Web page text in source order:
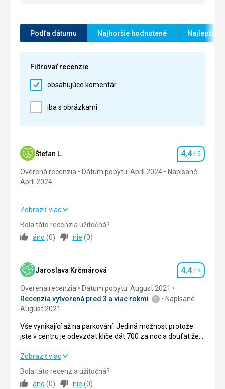
Služby / 5
Podľa dátumu Najhoršie hodnotené Najlepšie
Filtrovať recenzie
obsahujúce komentár
iba s obrázkami
Štefan L. Hodnotenie
4,4/ 5
Overená recenzia Dátum pobytu: Apríl 2024
Napísané
Apríl 2024
Ubytovanie
Služby 4,0/ 5
Cena 4,0
Zobraziť viac
Bola táto recenzia užitočná?
áno (0) nie (0)
Jaroslava Krčmárová Hodnotenie
4,4/ 5
Overená recenzia
Dátum pobytu: August 2021
Recenzia vytvorená pred 3 a viac rokmi
Napísané
August 2021
Vše vynikající až na parkování. Jediná možnost protože
jste v centru je odevzdat klíče dát 700 za noc a doufat že
den pobytu prijeli do centra a nechali ho pres 3 hodiny
3krat urgovat at nam ho odvezou do garaze jak jsme se
domluvili a za co jsme platili. Tohle mne hodne rozladilo. Ji
Vše vynikající až na parkování. Jediná možnost protože
Vám to odvezou do garáže. Bohužel s naším autem druhý
den pobytu prijeli do centra a nechali ho pres 3 hodiny
Zobraziť viac
Bola táto recenzia užitočná?
áno (0) nie (0)